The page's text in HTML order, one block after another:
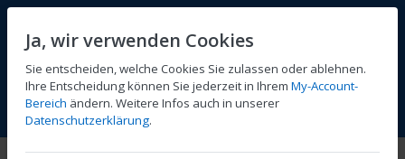
Menü Anmelden Vergleichen Wunschliste
Ja, wir verwenden Cookies
Sie entscheiden, welche Cookies Sie zulassen oder ablehnen.
Ihre Entscheidung können Sie jederzeit in Ihrem My-Account-
Bereich ändern. Weitere Infos auch in unserer
Datenschutzerklärung.